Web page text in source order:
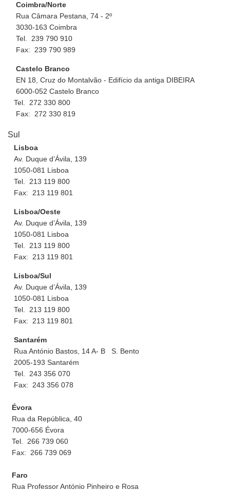
Coimbra/Norte
Rua Câmara Pestana, 74 - 2º
3030-163 Coimbra
Tel. 239 790 910
Fax: 239 790 989
Castelo Branco
EN 18, Cruz do Montalvão - Edifício da antiga DIBEIRA
6000-052 Castelo Branco
Tel. 272 330 800
Fax: 272 330 819
Sul
Lisboa
Av. Duque d’Ávila, 139
1050-081 Lisboa
Tel. 213 119 800
Fax: 213 119 801
Lisboa/Oeste
Av. Duque d’Ávila, 139
1050-081 Lisboa
Tel. 213 119 800
Fax: 213 119 801
Lisboa/Sul
Av. Duque d’Ávila, 139
1050-081 Lisboa
Tel. 213 119 800
Fax: 213 119 801
Santarém
Rua António Bastos, 14 A- B S. Bento
2005-193 Santarém
Tel. 243 356 070
Fax: 243 356 078
Évora
Rua da República, 40
7000-656 Évora
Tel. 266 739 060
Fax: 266 739 069
Faro
Rua Professor António Pinheiro e Rosa